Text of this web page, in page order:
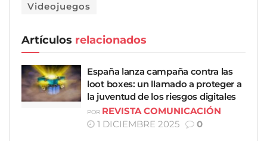
Videojuegos
Artículos relacionados
España lanza campaña contra las
loot boxes: un llamado a proteger a
la juventud de los riesgos digitales
POR REVISTA COMUNICACIÓN
1 DICIEMBRE 2025
0